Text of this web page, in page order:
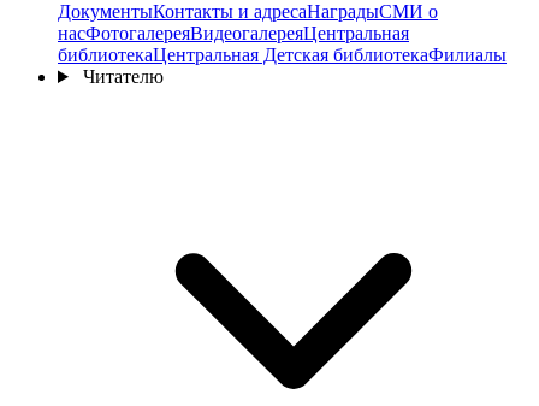
ДокументыКонтакты и адресаНаградыСМИ о
насФотогалереяВидеогалереяЦентральная
библиотекаЦентральная Детская библиотекаФилиалы
Читателю